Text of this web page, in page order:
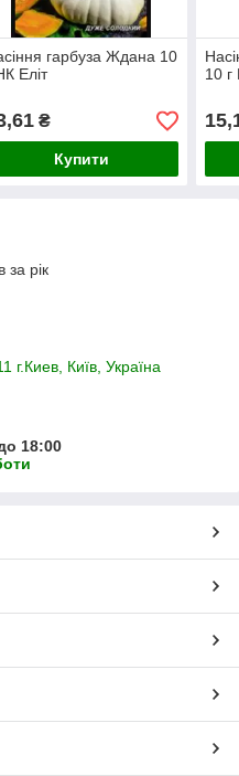
гарбуза Ждана 10
Еліт
₴
Купити
10 г
за рік
Київ, Україна
18:00